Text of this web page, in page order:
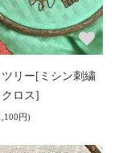
リー[ミシン刺繍
ロス]
円)